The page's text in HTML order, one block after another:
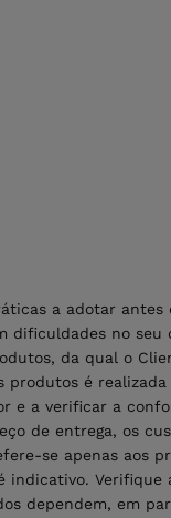
a adotar
dificuldades no
da qual o
produtos é
e a verificar a
de entrega, os
se apenas aos
indicativo.
dependem, em